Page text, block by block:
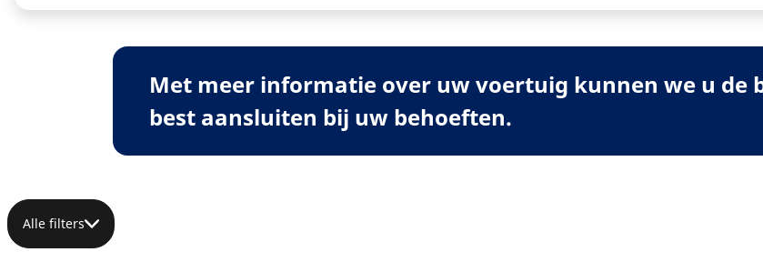
Met meer informatie over uw voertuig kunnen we u de
best aansluiten bij uw behoeften.
Alle filters